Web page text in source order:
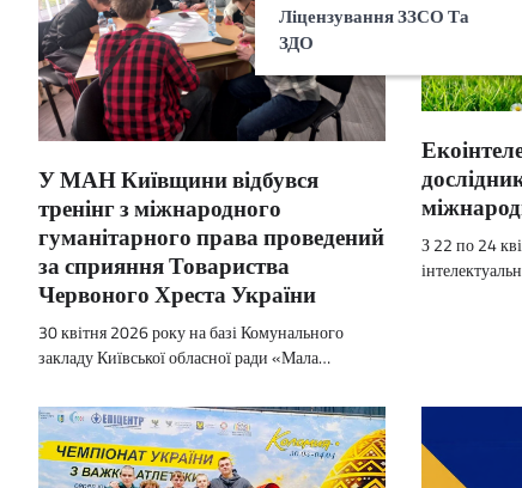
Ліцензування ЗЗСО Та
ЗДО
У МАН Київщини відбувся
тренінг з міжнародного
гуманітарного права проведений
за сприяння Товариства
Червоного Хреста України
30 квітня 2026 року на базі Комунального
закладу Київської обласної ради «Мала…
З 22 по 24